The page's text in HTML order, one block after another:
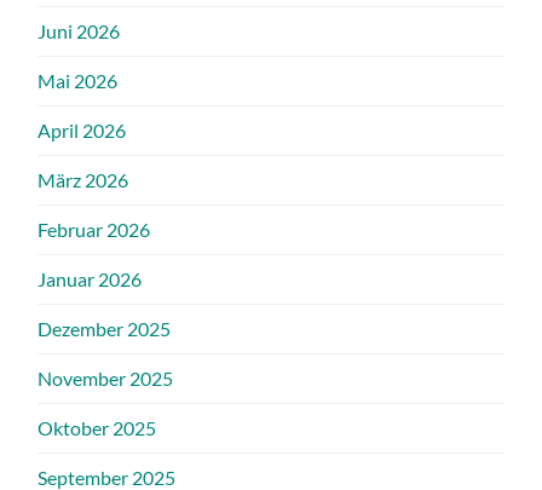
Juni 2026
Mai 2026
April 2026
März 2026
Februar 2026
Januar 2026
Dezember 2025
November 2025
Oktober 2025
September 2025